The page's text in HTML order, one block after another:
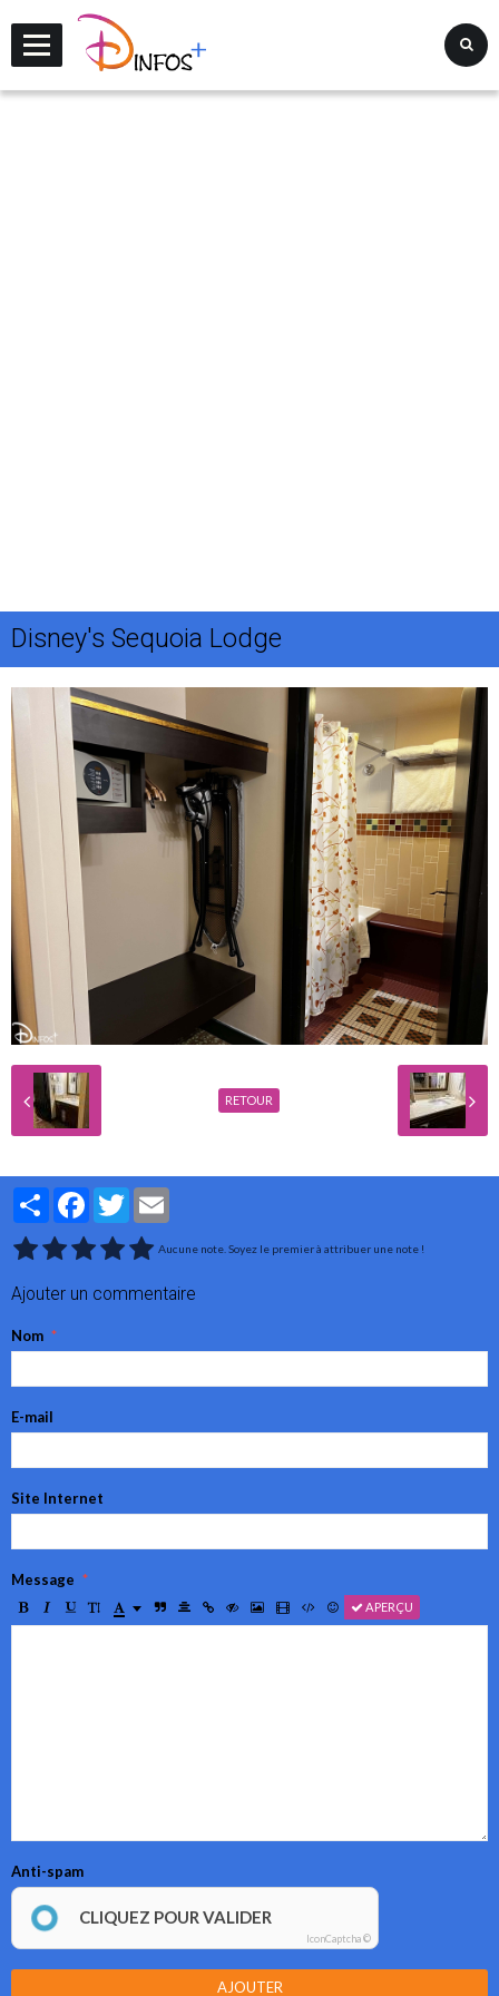
Disney's Sequoia Lodge
RETOUR
PartagerFacebookTwitter
Aucune note. Soyez le premier à attribuer une note !
Ajouter un commentaire
Nom
E-mail
Site Internet
Message
APERÇU
Anti-spam
CLIQUEZ POUR VALIDER
IconCaptcha ©
AJOUTER